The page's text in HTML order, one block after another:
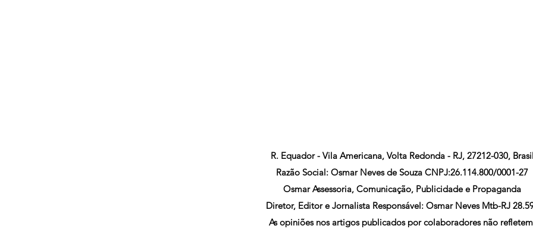
R. Equador - Vila Americana, Volta Redonda - RJ, 27212-030, Brasil
Razão Social: Osmar Neves de Souza CNPJ:26.114.800/0001-27
Osmar Assessoria, Comunicação, Publicidade e Propaganda
Diretor, Editor e Jornalista Responsável: Osmar Neves Mtb-RJ
As opiniões nos artigos publicados por colaboradores não